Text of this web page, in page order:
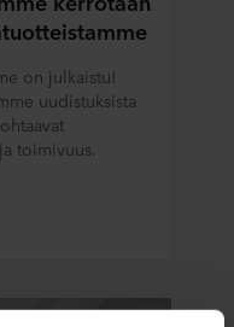
on julkaistu!
uudistuksista
toimivuus.